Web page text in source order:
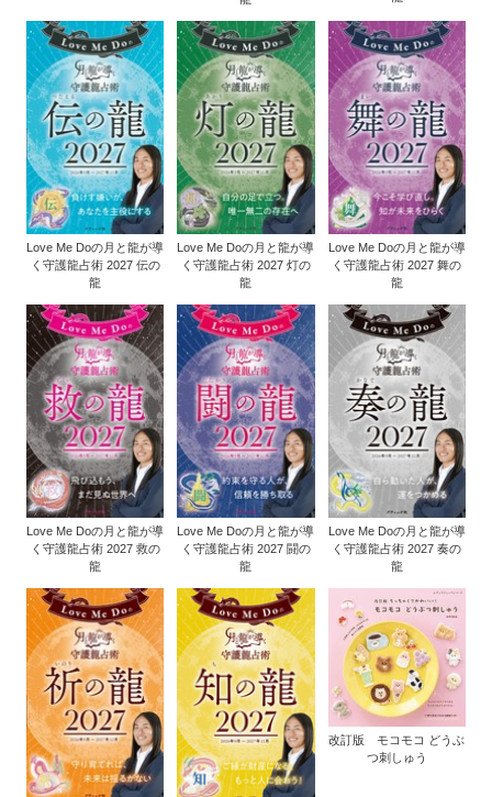
Love Me Doの月と龍が導
く守護龍占術 2027 伝の
龍
Love Me Doの月と龍が導
く守護龍占術 2027 灯の
龍
Love Me Doの月と龍が導
く守護龍占術 2027 舞の
龍
Love Me Doの月と龍が導
く守護龍占術 2027 救の
龍
Love Me Doの月と龍が導
く守護龍占術 2027 闘の
龍
Love Me Doの月と龍が導
く守護龍占術 2027 奏の
龍
改訂版 モコモコ どうぶ
つ刺しゅう